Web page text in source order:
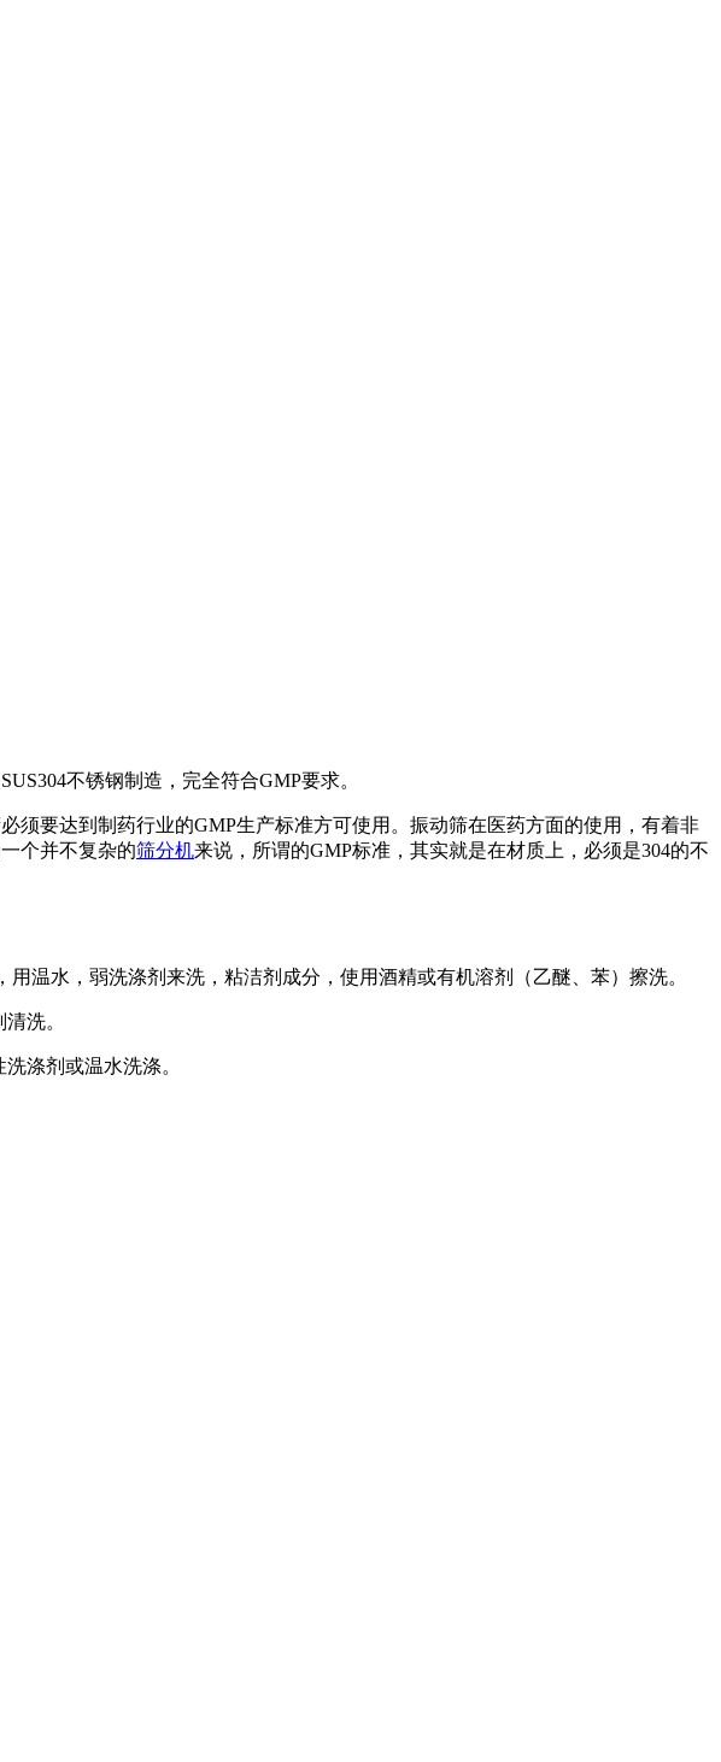
不锈钢制造，完全符合GMP要求。
须要达到制药行业的GMP生产标准方可使用。振动筛在医药方面的使用，有着非
个并不复杂的筛分机来说，所谓的GMP标准，其实就是在材质上，必须是304的不
温水，弱洗涤剂来洗，粘洁剂成分，使用酒精或有机溶剂（乙醚、苯）擦洗。
洗。
涤剂或温水洗涤。